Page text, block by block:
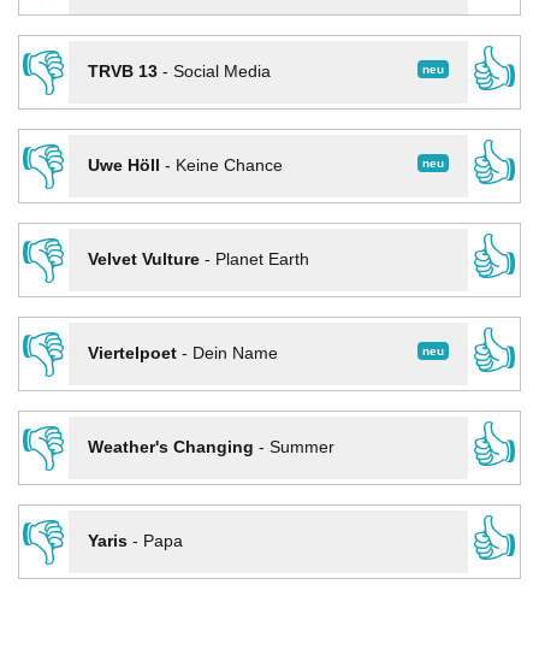
👎
neu
TRVB 13- Social Media
👍
👎
neu
Uwe Höll - Keine Chance
👍
👎
Velvet Vulture- Planet Earth
👍
👎
neu
Viertelpoet- Dein Name
👍
👎
Weather's Changing - Summer
👍
👎
Yaris- Papa 👍